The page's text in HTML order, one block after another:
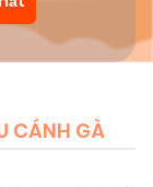
CÁNH GÀ